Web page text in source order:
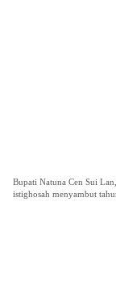
Bupati Natuna Cen Sui
istighosah menyambut